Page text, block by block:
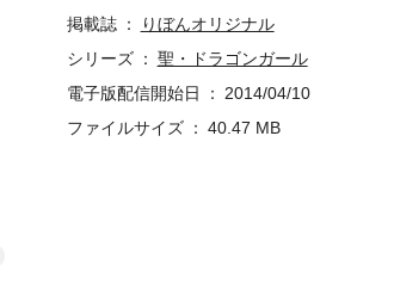
掲載誌
りぼんオリジナル
シリーズ
聖・ドラゴンガール
電子版配信開始日
2014/04/10
ファイルサイズ
40.47 MB